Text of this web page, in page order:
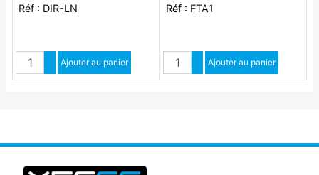
Réf : DIR-LN
QuantitéAugmenter quantité
Diminuer quantité
Ajouter au panier
Réf : FTA1
QuantitéAugmenter quantité
Diminuer quantité
Ajouter au panier